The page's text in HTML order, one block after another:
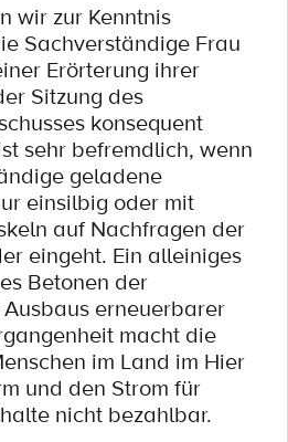
wir zur Kenntnis
Sachverständige Frau
Erörterung ihrer
Sitzung des
konsequent
sehr befremdlich, wenn
geladene
einsilbig oder mit
auf Nachfragen der
eingeht. Ein alleiniges
Betonen der
erneuerbarer
macht die
im Land im Hier
und den Strom für
nicht bezahlbar.